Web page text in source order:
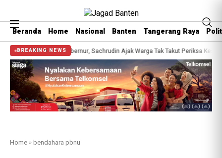
Beranda Home Nasional Banten Tangerang Raya
BREAKING NEWS
Gratis Bersama Gubernur, Sachrudin Ajak Warga Tak Takut Periksa
Home »bendahara pbnu